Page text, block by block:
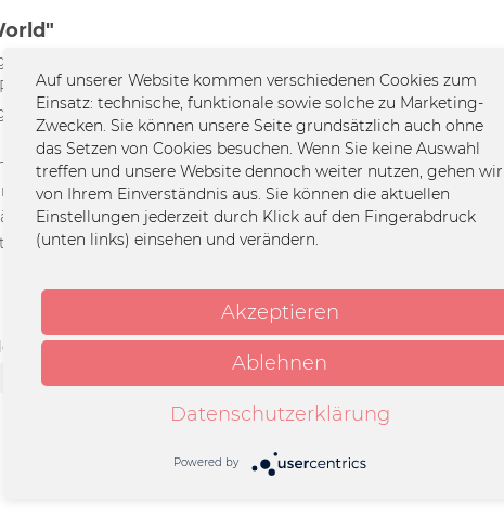
in und aus Deutschland auf die internationale Bühne
Musiker Erfolge feiert. Mit dem neuen Studio-Album
sein Lebenswerk weiter nach vorne bringt.
Gentlemans Leben, in der er dem schnellen und gleichzeitig
situierte: Organic Food, self-sustainable Lifestyle, weniger
spiegelt sich in den Songs wider: Die Lösungen für eine
doch triumphieren wird – sei es im großen Ganzen oder im
Auf unserer Website kommen verschiedenen Cookies zum
Einsatz: technische, funktionale sowie solche zu Marketing-
Zwecken. Sie können unsere Seite grundsätzlich auch ohne
das Setzen von Cookies besuchen. Wenn Sie keine Auswahl
treffen und unsere Website dennoch weiter nutzen, gehen wir
von Ihrem Einverständnis aus. Sie können die aktuellen
Einstellungen jederzeit durch Klick auf den Fingerabdruck
(unten links) einsehen und verändern.
Akzeptieren
Ablehnen
Datenschutzerklärung
Powered by